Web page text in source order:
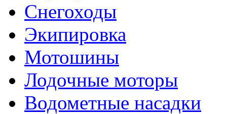
Снегоходы
Экипировка
Мотошины
Лодочные моторы
Водометные насадки